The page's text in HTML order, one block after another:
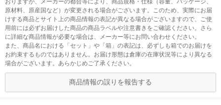
おりますが、メーカーの都合等により、商品規格・仕様（容量、パッケージ、
原材料、原産国など）が変更される場合がございます。このため、実際にお届
けする商品とサイト上の商品情報の表記が異なる場合がございますので、ご使
用前には必ずお届けした商品の商品ラベルや注意書きをご確認ください。さら
に詳細な商品情報が必要な場合は、メーカー等にお問い合わせください。
また、商品名における「セット」や「箱」の表記は、必ずしも箱でのお届けを
お約束するものではありません。お届け形態は倉庫の在庫状況等により異なる
場合がございます。あらかじめご了承ください。
商品情報の誤りを報告する